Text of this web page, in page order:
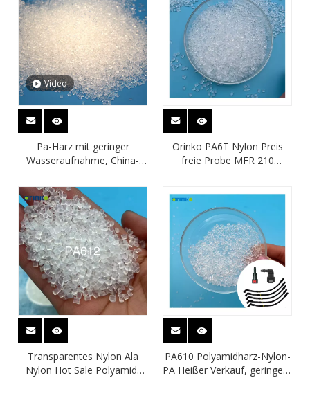
Video
Pa-Harz mit geringer
Wasseraufnahme, China-
Orinko PA6T Nylon Preis
freie Probe MFR 210
Transparentes Nylon Ala
Nylon Hot Sale Polyamid-
PA610 Polyamidharz-Nylon-
PA Heißer Verkauf, geringere